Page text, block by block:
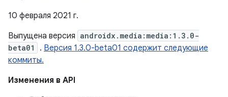
10 февраля 2021 г.
Выпущена версия androidx.media:media:1.3.0-
beta01
. Версия 1.3.0-beta01 содержит следующие
коммиты.
Изменения в API